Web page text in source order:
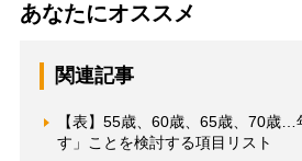
あなたにオススメ
関連記事
【表】55歳、60歳、65歳、70歳
す」ことを検討する項目リスト